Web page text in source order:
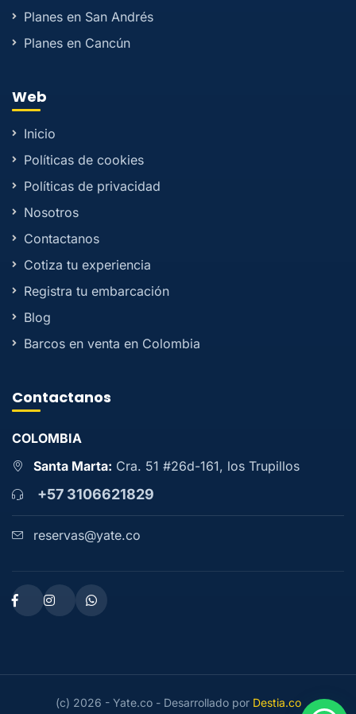
Planes en San Andrés
Planes en Cancún
Web
Inicio
Políticas de cookies
Políticas de privacidad
Nosotros
Contactanos
Cotiza tu experiencia
Registra tu embarcación
Blog
Barcos en venta en Colombia
Contactanos
COLOMBIA
Santa Marta: Cra. 51 #26d-161, los Trupillos
+57 3106621829
reservas@yate.co
(c) 2026 - Yate.co - Desarrollado por Destia.co